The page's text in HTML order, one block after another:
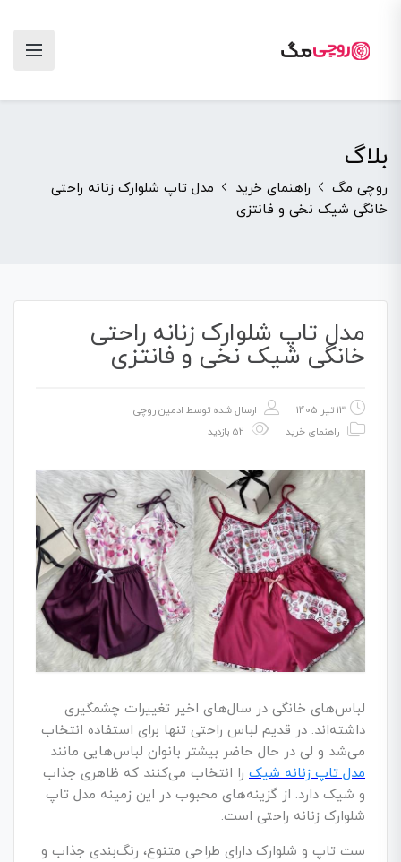
بلاگ
روچی مگ راهنمای خرید
مدل تاپ شلوارک زنانه راحتی
خانگی شیک نخی و فانتزی
مدل تاپ شلوارک زنانه راحتی
خانگی شیک نخی و فانتزی
13 تیر 1405 ارسال شده توسط ادمین روچی
راهنمای خرید
لباس‌های خانگی در سال‌های اخیر تغییرات چشمگیری
داشته‌اند. در قدیم لباس راحتی تنها برای استفاده انتخاب
می‌شد و لی در حال حاضر بیشتر بانوان لباس‌هایی مانند
مدل تاپ زنانه شیک را انتخاب می‌کنند که ظاهری جذاب
و شیک دارد. از گزینه‌های محبوب در این زمینه مدل تاپ
شلوارک زنانه راحتی است.
ست تاپ و شلوارک دارای طراحی متنوع، رنگ‌بندی جذاب و